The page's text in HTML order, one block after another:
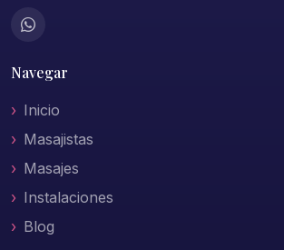
Navegar
Inicio
Masajistas
Masajes
Instalaciones
Blog